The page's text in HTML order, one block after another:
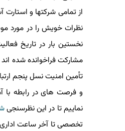
نظرات خویش را در مورد
نخستین بار در تاریخ
و فرصت های در رابطه
نماییم تا در این نظرسنجی
تخصصی تا آخر ساعت اداری